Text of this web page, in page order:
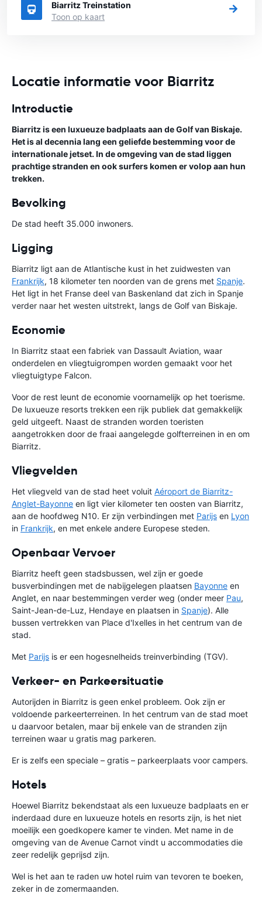
Biarritz Treinstation
Toon op kaart
Locatie informatie voor Biarritz
Introductie
Biarritz is een luxueuze badplaats aan de Golf van Biskaje.
Het is al decennia lang een geliefde bestemming voor de
internationale jetset. In de omgeving van de stad liggen
prachtige stranden en ook surfers komen er volop aan hun
trekken.
Bevolking
De stad heeft 35.000 inwoners.
Ligging
Biarritz ligt aan de Atlantische kust in het zuidwesten van
Frankrijk, 18 kilometer ten noorden van de grens met Spanje.
Het ligt in het Franse deel van Baskenland dat zich in Spanje
verder naar het westen uitstrekt, langs de Golf van Biskaje.
Economie
In Biarritz staat een fabriek van Dassault Aviation, waar
onderdelen en vliegtuigrompen worden gemaakt voor het
vliegtuigtype Falcon.
Voor de rest leunt de economie voornamelijk op het toerisme.
De luxueuze resorts trekken een rijk publiek dat gemakkelijk
geld uitgeeft. Naast de stranden worden toeristen
aangetrokken door de fraai aangelegde golfterreinen in en om
Biarritz.
Vliegvelden
Het vliegveld van de stad heet voluit Aéroport de Biarritz-
Anglet-Bayonne en ligt vier kilometer ten oosten van Biarritz,
aan de hoofdweg N10. Er zijn verbindingen met Parijs en Lyon
in Frankrijk, en met enkele andere Europese steden.
Openbaar Vervoer
Biarritz heeft geen stadsbussen, wel zijn er goede
busverbindingen met de nabijgelegen plaatsen Bayonne en
Anglet, en naar bestemmingen verder weg (onder meer Pau,
Saint-Jean-de-Luz, Hendaye en plaatsen in Spanje). Alle
bussen vertrekken van Place d'Ixelles in het centrum van de
stad.
Met Parijs is er een hogesnelheids treinverbinding (TGV).
Verkeer- en Parkeersituatie
Autorijden in Biarritz is geen enkel probleem. Ook zijn er
voldoende parkeerterreinen. In het centrum van de stad moet
u daarvoor betalen, maar bij enkele van de stranden zijn
terreinen waar u gratis mag parkeren.
Er is zelfs een speciale – gratis – parkeerplaats voor campers.
Hotels
Hoewel Biarritz bekendstaat als een luxueuze badplaats en er
inderdaad dure en luxueuze hotels en resorts zijn, is het niet
moeilijk een goedkopere kamer te vinden. Met name in de
omgeving van de Avenue Carnot vindt u accommodaties die
zeer redelijk geprijsd zijn.
Wel is het aan te raden uw hotel ruim van tevoren te boeken,
zeker in de zomermaanden.